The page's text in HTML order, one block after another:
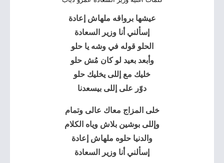
عيشها برواقه ملهاش إعادة
إسألني أنا وزير السعادة
الحلو قوله في وشه يا حلو
وأبعد بعيد لو كان مُش حلو
خليك مع إللى يخليك حلو
دوّر على إللى بيسعدنا
خلى المزاج معاك عالى وتمام
وإللى بوشين بلاش وياه الكلام
والدنيا حلوه ملهاش إعادة
إسألني أنا وزير السعادة